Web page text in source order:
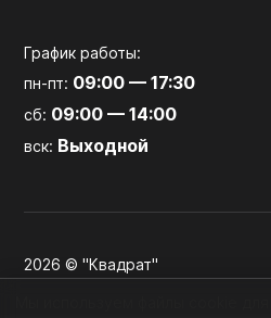
График работы:
пн-пт: 09:00 — 17:30
сб: 09:00 — 14:00
вск: Выходной
2026 © "Квадрат"